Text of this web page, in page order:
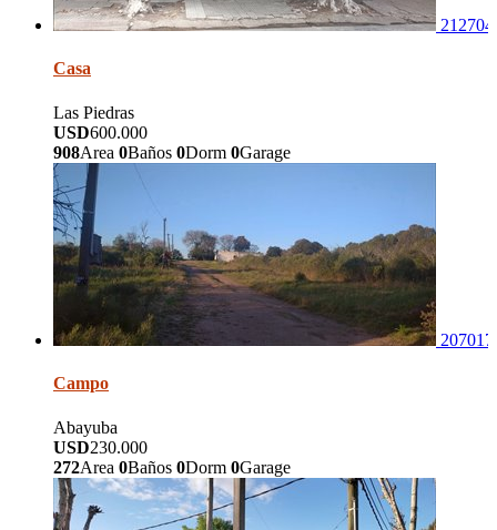
212704
Casa
Las Piedras
USD600.000
908Area 0Baños 0Dorm 0Garage
207017
Campo
Abayuba
USD230.000
272Area 0Baños 0Dorm 0Garage